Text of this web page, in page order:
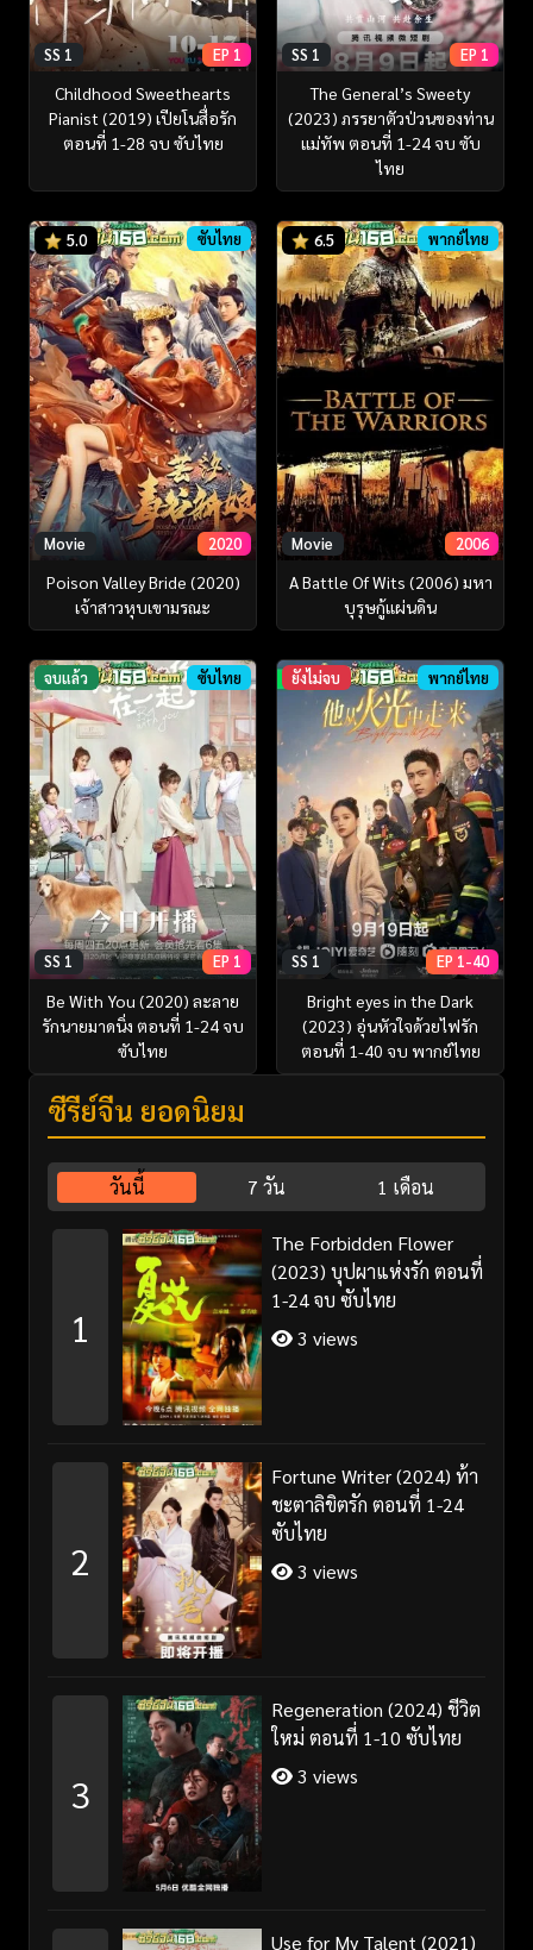
SS 1 EP 1
Childhood Sweethearts
Pianist (2019) เปียโนสื่อรัก
ตอนที่ 1-28 จบ ซับไทย
SS 1 EP 1
The General’s Sweety
(2023) ภรรยาตัวป่วนของท่าน
แม่ทัพ ตอนที่ 1-24 จบ ซับ
ไทย
5.0 ซับไทย
Movie 2020
Poison Valley Bride (2020)
เจ้าสาวหุบเขามรณะ
6.5 พากย์ไทย
Movie 2006
A Battle Of Wits (2006) มหา
บุรุษกู้แผ่นดิน
จบแล้ว ซับไทย
SS 1 EP 1
Be With You (2020) ละลาย
รักนายมาดนิ่ง ตอนที่ 1-24 จบ
ซับไทย
ยังไม่จบ พากย์ไทย
SS 1 EP 1-40
Bright eyes in the Dark
(2023) อุ่นหัวใจด้วยไฟรัก
ตอนที่ 1-40 จบ พากย์ไทย
ซีรี่ย์จีน ยอดนิยม
วันนี้ 7 วัน 1 เดือน
1
The Forbidden Flower
(2023) บุปผาแห่งรัก ตอนที่
1-24 จบ ซับไทย
3 views
2
Fortune Writer (2024) ท้า
ชะตาลิขิตรัก ตอนที่ 1-24
ซับไทย
3 views
3
Regeneration (2024) ชีวิต
ใหม่ ตอนที่ 1-10 ซับไทย
3 views
Use for My Talent (2021)